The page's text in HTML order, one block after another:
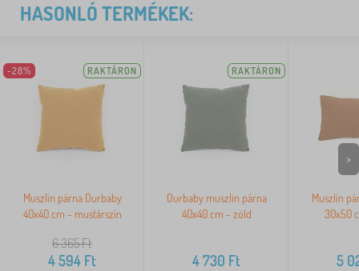
HASONLÓ TERMÉKEK:
-28% RAKTÁRON
Muszlin párna Ourbaby
40x40 cm - mustárszín
6 365Ft
4 594 Ft
RAKTÁRON
Ourbaby muszlin párna
40x40 cm - zöld
4 730 Ft
Muszlin
30x50
5
>